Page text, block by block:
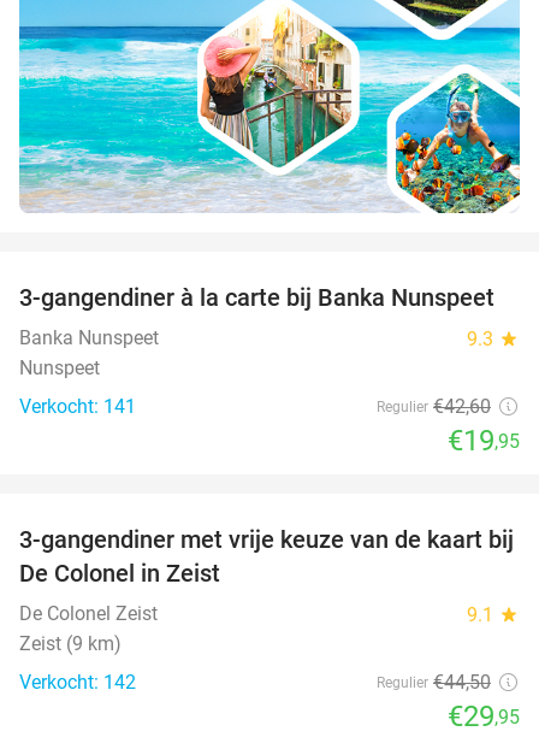
53%
3-gangendiner à la carte bij Banka Nunspeet
Banka Nunspeet 9.3 star
Nunspeet
Verkocht: 141
Regulier €42,60
€19,95
33%
3-gangendiner met vrije keuze van de kaart bij
De Colonel in Zeist
De Colonel Zeist 9.1 star
Zeist (9 km)
Verkocht: 142
Regulier €44,50
€29,95